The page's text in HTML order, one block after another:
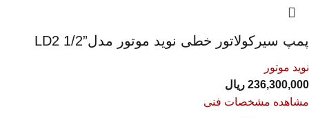
پمپ سیرکولاتور خطی نوید موتور مدل”1/2 LD2
نوید موتور
236,300,000 ریال
مشاهده مشخصات فنی